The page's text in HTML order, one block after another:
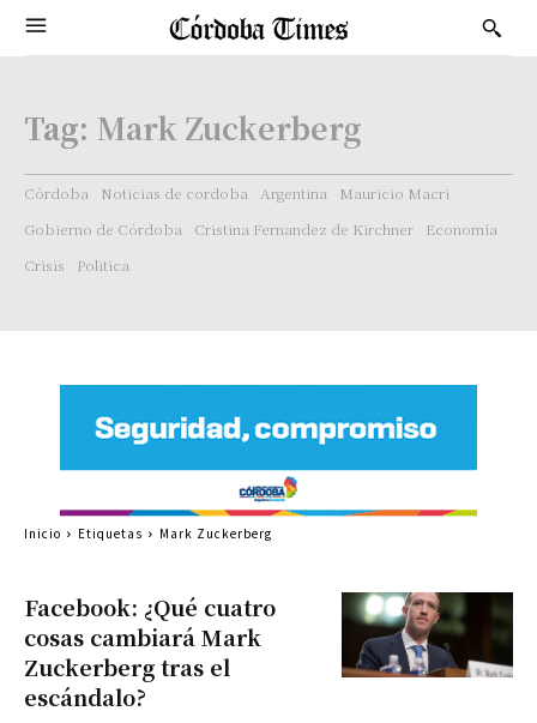
Tag: Mark Zuckerberg
Córdoba Noticias de cordoba Argentina
Mauricio Macri
Gobierno de Córdoba
Cristina Fernandez de Kirchner
Economía
Crisis
Politica
Facebook: ¿Qué cuatro
cosas cambiará Mark
Zuckerberg tras el
escándalo?
Inicio Etiquetas Mark Zuckerberg